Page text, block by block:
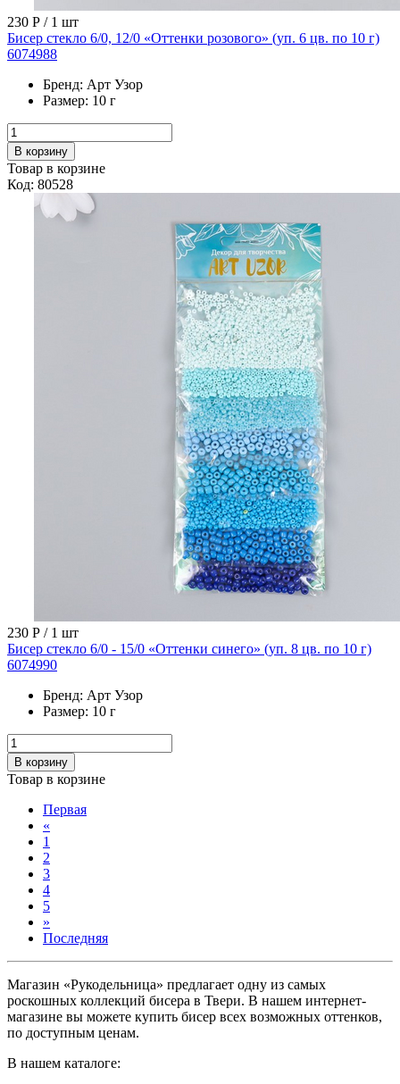
230 Р / 1 шт
Бисер стекло 6/0, 12/0 «Оттенки розового» (уп. 6 цв. по 10 г)
6074988
Бренд: Арт Узор
Размер: 10 г
В корзину
Товар в корзине
Код: 80528
230 Р / 1 шт
Бисер стекло 6/0 - 15/0 «Оттенки синего» (уп. 8 цв. по 10 г)
6074990
Бренд: Арт Узор
Размер: 10 г
В корзину
Товар в корзине
Первая
«
1
2
3
4
5
»
Последняя
Магазин «Рукодельница» предлагает одну из самых
роскошных коллекций бисера в Твери. В нашем интернет-
магазине вы можете купить бисер всех возможных оттенков,
по доступным ценам.
В нашем каталоге: